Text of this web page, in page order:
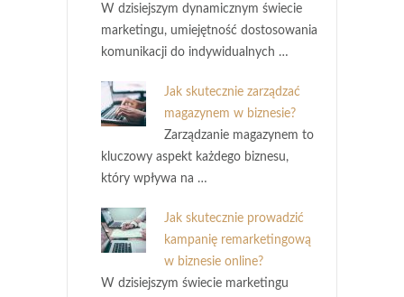
W dzisiejszym dynamicznym świecie
marketingu, umiejętność dostosowania
komunikacji do indywidualnych …
Jak skutecznie zarządzać
magazynem w biznesie?
Zarządzanie magazynem to
kluczowy aspekt każdego biznesu,
który wpływa na …
Jak skutecznie prowadzić
kampanię remarketingową
w biznesie online?
W dzisiejszym świecie marketingu